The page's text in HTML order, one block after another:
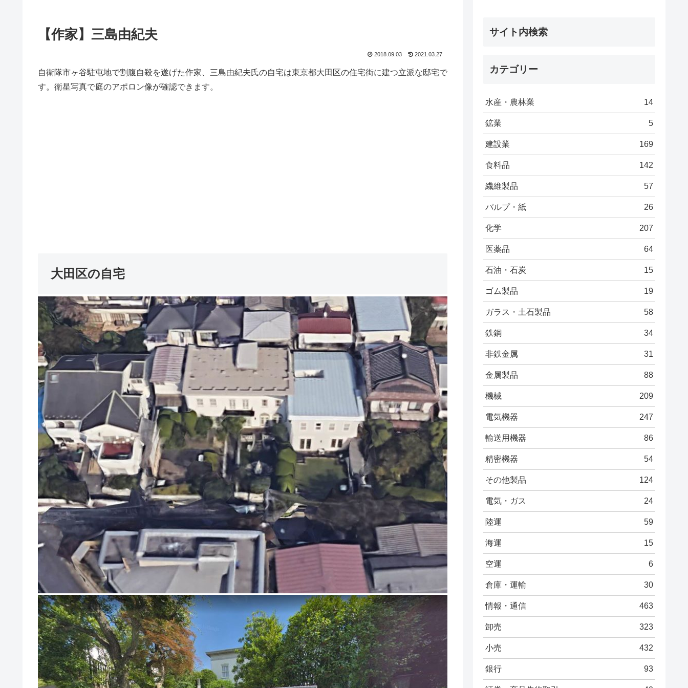
【作家】三島由紀夫
2018.09.03 2021.03.27
自衛隊市ヶ谷駐屯地で割腹自殺を遂げた作家、三島由紀夫氏の自宅は東京都大田区の住宅街に建つ立派な邸宅で
す。衛星写真で庭のアポロン像が確認できます。
大田区の自宅
サイト内検索
カテゴリー
水産・農林業 14
鉱業 5
建設業 169
食料品 142
繊維製品 57
パルプ・紙 26
化学 207
医薬品 64
石油・石炭 15
ゴム製品 19
ガラス・土石製品 58
鉄鋼 34
非鉄金属 31
金属製品 88
機械 209
電気機器 247
輸送用機器 86
精密機器 54
その他製品 124
電気・ガス 24
陸運 59
海運 15
空運 6
倉庫・運輸 30
情報・通信 463
卸売 323
小売 432
銀行 93